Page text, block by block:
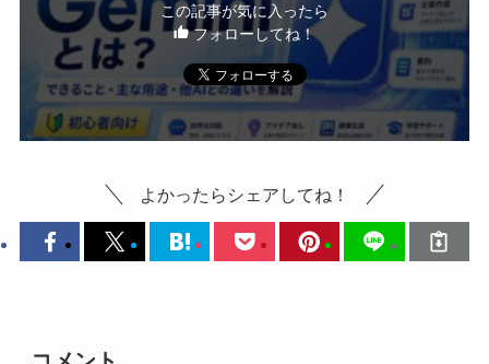
この記事が気に入ったら
フォローしてね！
よかったらシェアしてね！